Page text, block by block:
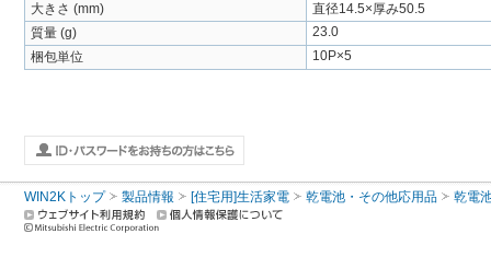
大きさ (mm)
直径14.5×厚み50.5
質量 (g)
23.0
梱包単位
10P×5
WIN2Kトップ 製品情報 [住宅用]生活家電 乾電池・その他応用品 乾電